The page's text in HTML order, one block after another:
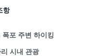
항
포 주변 하이킹
시내 관광